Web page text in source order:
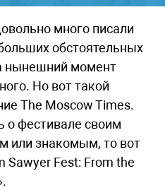
обстоятельных
нынешний момент
Но вот такой
The Moscow Times.
о фестивале своим
или знакомым, то вот
Sawyer Fest: From the